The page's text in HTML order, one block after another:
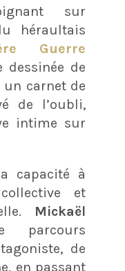
sur
héraultais
Guerre
dessinée de
un carnet de
de l’oubli,
intime sur
capacité à
et
Mickaël
de
en passant